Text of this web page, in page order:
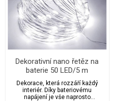
Dekorativní nano řetěz na
baterie 50 LED/5 m
Dekorace, která rozzáří každý
interiér. Díky bateriovému
napájení je vše naprosto